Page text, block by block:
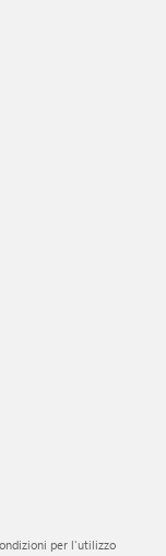
per l'utilizzo